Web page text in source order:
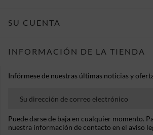
SU CUENTA
INFORMACIÓN DE LA TIENDA
Infórmese de nuestras últimas noticias y
Puede darse de baja en cualquier momento.
nuestra información de contacto en el aviso